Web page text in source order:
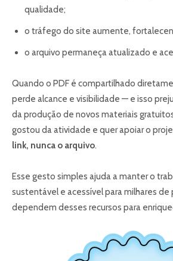
qualidade;
o tráfego do site aumente,
o arquivo permaneça atualizado e
Quando o PDF é compartilhado
perde alcance e visibilidade — e isso
da produção de novos materiais
gostou da atividade e quer apoiar o
link, nunca o arquivo.
Esse gesto simples ajuda a manter o
sustentável e acessível para milhares
dependem desses recursos para